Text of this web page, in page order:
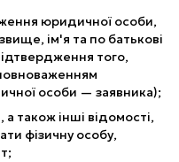
юридичної особи,
ім'я та по батькові
того,
особи — заявника);
а також інші відомості,
фізичну особу,